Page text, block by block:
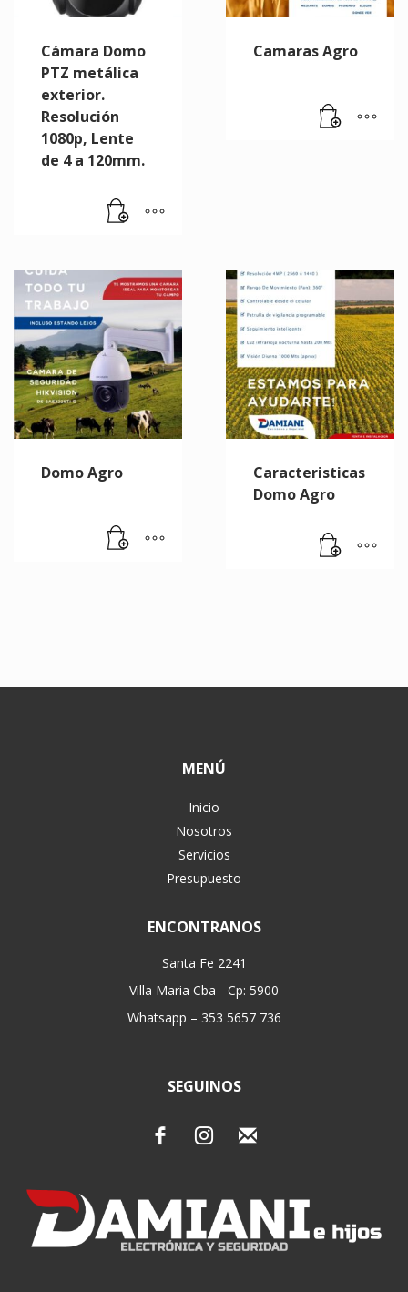
Cámara Domo
PTZ metálica
exterior.
Resolución
1080p, Lente
de 4 a 120mm.
Camaras Agro
Domo Agro
Caracteristicas
Domo Agro
MENÚ
Inicio
Nosotros
Servicios
Presupuesto
ENCONTRANOS
Santa Fe 2241
Villa Maria Cba - Cp: 5900
Whatsapp – 353 5657 736
SEGUINOS